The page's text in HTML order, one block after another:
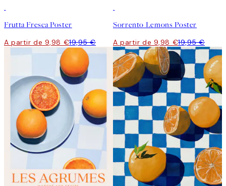
Frutta Fresca Poster
A partir de 9,98 €19,95 €
Sorrento Lemons Poster
A partir de 9,98 €19,95 €